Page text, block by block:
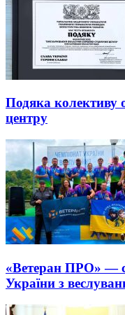
Подяка колективу
центру
«Ветеран ПРО» —
України з